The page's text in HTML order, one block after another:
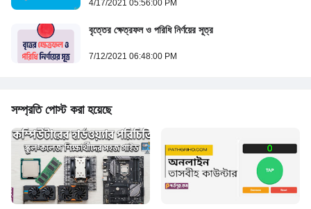
4/17/2021 05:56:00 PM
বৃত্তের ক্ষেত্রফল ও পরিধি নির্ণয়ের সূত্র
7/12/2021 06:48:00 PM
সম্প্রতি পোস্ট করা হয়েছে